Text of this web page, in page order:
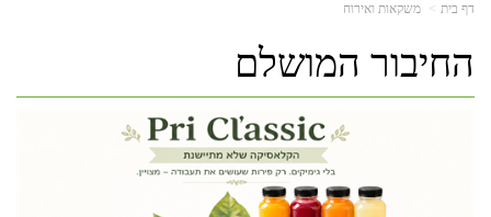
דף בית משקאות ואירוח
החיבור המושלם